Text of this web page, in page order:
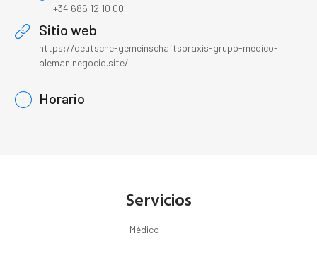
+34 686 12 10 00
Sitio web
https://deutsche-gemeinschaftspraxis-grupo-medico-
aleman.negocio.site/
Horario
Servicios
Médico